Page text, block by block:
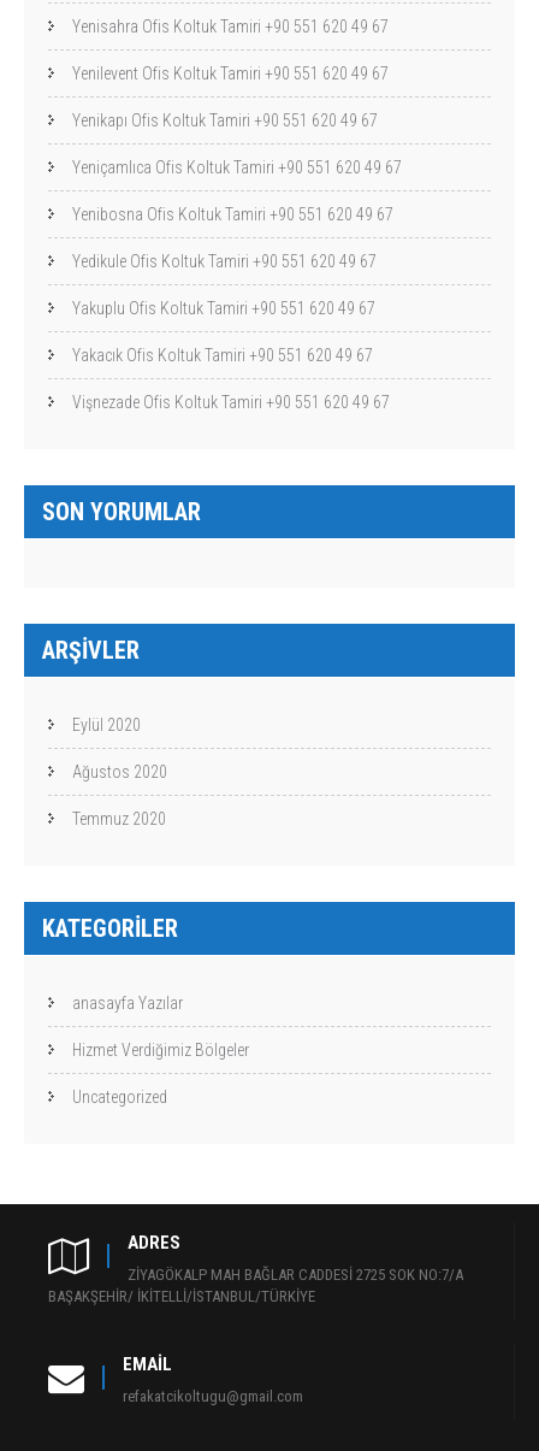
Yenisahra Ofis Koltuk Tamiri +90 551 620 49 67
Yenilevent Ofis Koltuk Tamiri +90 551 620 49 67
Yenikapı Ofis Koltuk Tamiri +90 551 620 49 67
Yeniçamlıca Ofis Koltuk Tamiri +90 551 620 49 67
Yenibosna Ofis Koltuk Tamiri +90 551 620 49 67
Yedikule Ofis Koltuk Tamiri +90 551 620 49 67
Yakuplu Ofis Koltuk Tamiri +90 551 620 49 67
Yakacık Ofis Koltuk Tamiri +90 551 620 49 67
Vişnezade Ofis Koltuk Tamiri +90 551 620 49 67
SON YORUMLAR
ARŞIVLER
Eylül 2020
Ağustos 2020
Temmuz 2020
KATEGORILER
anasayfa Yazılar
Hizmet Verdiğimiz Bölgeler
Uncategorized
ADRES
ZİYAGÖKALP MAH BAĞLAR CADDESİ 2725 SOK NO:7/A
BAŞAKŞEHİR/ İKİTELLİ/İSTANBUL/TÜRKİYE
EMAIL
refakatcikoltugu@gmail.com